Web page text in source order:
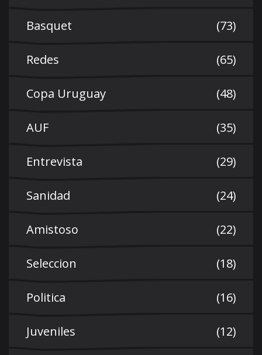
Basquet (73)
Redes (65)
Copa Uruguay (48)
AUF (35)
Entrevista (29)
Sanidad (24)
Amistoso (22)
Seleccion (18)
Politica (16)
Juveniles (12)